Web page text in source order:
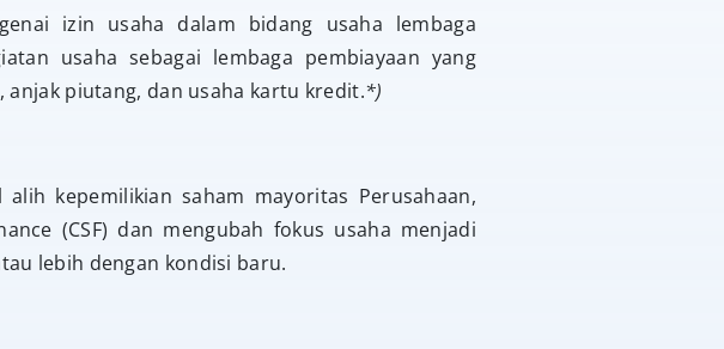
izin usaha dalam bidang usaha lembaga
usaha sebagai lembaga pembiayaan yang
anjak piutang, dan usaha kartu kredit.*)
kepemilikian saham mayoritas Perusahaan,
(CSF) dan mengubah fokus usaha menjadi
lebih dengan kondisi baru.